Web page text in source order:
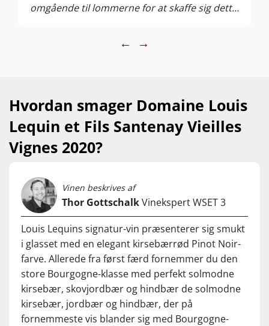
omgående til lommerne for at skaffe sig dette
mere amok, end man har fantasi til at
forestille sig.
← →
Hvordan smager Domaine Louis
Lequin et Fils Santenay Vieilles
Vignes 2020?
Vinen beskrives af
Thor GottschalkVinekspert WSET 3
Louis Lequins signatur-vin præsenterer sig smukt
i glasset med en elegant kirsebærrød Pinot Noir-
farve. Allerede fra først færd fornemmer du den
store Bourgogne-klasse med perfekt solmodne
kirsebær, skovjordbær og hindbær de solmodne
kirsebær, jordbær og hindbær, der på
fornemmeste vis blander sig med Bourgogne-